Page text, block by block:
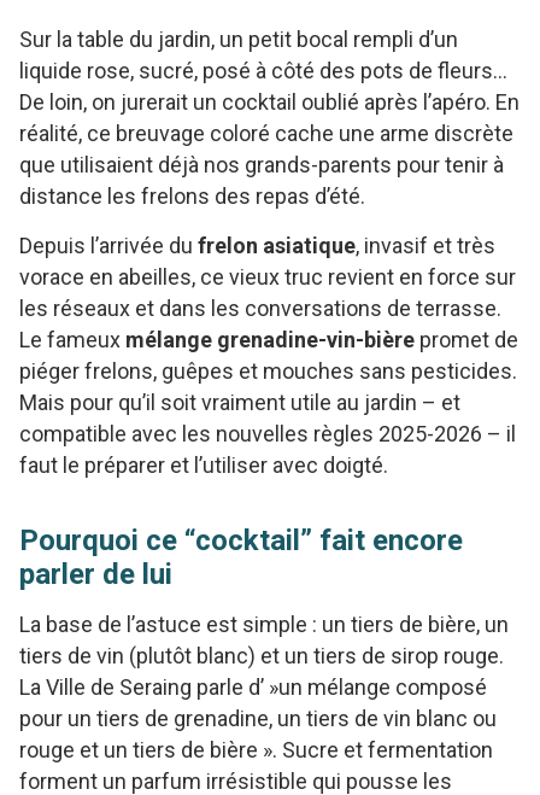
Sur la table du jardin, un petit bocal rempli d’un
liquide rose, sucré, posé à côté des pots de fleurs…
De loin, on jurerait un cocktail oublié après l’apéro. En
réalité, ce breuvage coloré cache une arme discrète
que utilisaient déjà nos grands-parents pour tenir à
distance les frelons des repas d’été.
Depuis l’arrivée du frelon asiatique, invasif et très
vorace en abeilles, ce vieux truc revient en force sur
les réseaux et dans les conversations de terrasse.
Le fameux mélange grenadine-vin-bière promet de
piéger frelons, guêpes et mouches sans pesticides.
Mais pour qu’il soit vraiment utile au jardin – et
compatible avec les nouvelles règles 2025-2026 – il
faut le préparer et l’utiliser avec doigté.
Pourquoi ce “cocktail” fait encore
parler de lui
La base de l’astuce est simple : un tiers de bière, un
tiers de vin (plutôt blanc) et un tiers de sirop rouge.
La Ville de Seraing parle d’ »un mélange composé
pour un tiers de grenadine, un tiers de vin blanc ou
rouge et un tiers de bière ». Sucre et fermentation
forment un parfum irrésistible qui pousse les